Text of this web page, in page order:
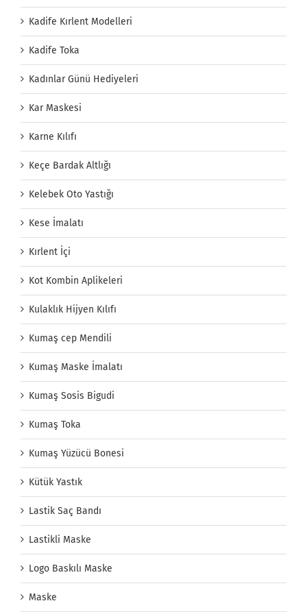
Kadife Kırlent Modelleri
Kadife Toka
Kadınlar Günü Hediyeleri
Kar Maskesi
Karne Kılıfı
Keçe Bardak Altlığı
Kelebek Oto Yastığı
Kese İmalatı
Kırlent İçi
Kot Kombin Aplikeleri
Kulaklık Hijyen Kılıfı
Kumaş cep Mendili
Kumaş Maske İmalatı
Kumaş Sosis Bigudi
Kumaş Toka
Kumaş Yüzücü Bonesi
Kütük Yastık
Lastik Saç Bandı
Lastikli Maske
Logo Baskılı Maske
Maske